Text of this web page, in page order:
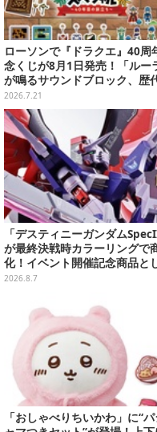
ローソンで『ドラクエ』40周
念くじが8月1日発売！「ルー
が鳴るサウンドブロック、歴
者＆スライムのフィギュアなど
シリーズを振り返る景品盛り
さん
2026.7.21
「デスティニーガンダム
が最終決戦時カラーリングで
化！イベント開催記念商品と
METAL ROBOT魂に新登場
2026.8.7
「おしゃべりちいかわ」に“